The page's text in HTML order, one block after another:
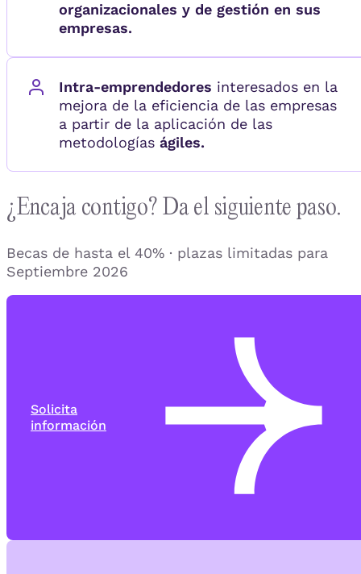
organizacionales y de gestión en sus
empresas.
Intra-emprendedores interesados en la
mejora de la eficiencia de las empresas
a partir de la aplicación de las
metodologías ágiles.
¿Encaja contigo? Da el siguiente paso.
Becas de hasta el 40% · plazas limitadas para
Septiembre 2026
Solicita
información